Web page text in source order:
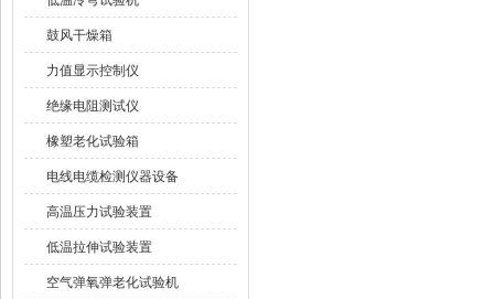
鼓风干燥箱
力值显示控制仪
绝缘电阻测试仪
橡塑老化试验箱
电线电缆检测仪器设备
高温压力试验装置
低温拉伸试验装置
空气弹氧弹老化试验机